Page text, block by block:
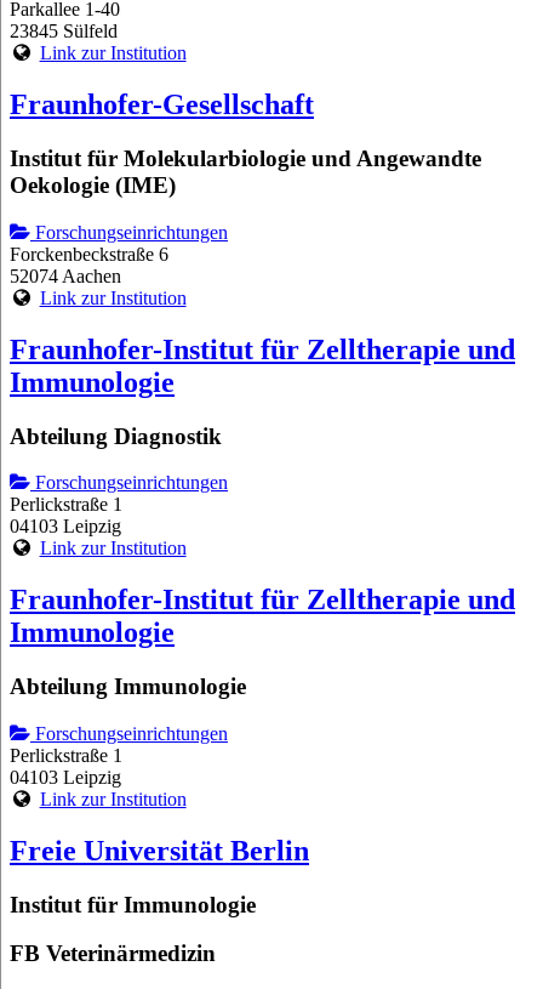
Parkallee 1-40
23845 Sülfeld
Link zur Institution
Fraunhofer-Gesellschaft
Institut für Molekularbiologie und Angewandte
Oekologie (IME)
Forschungseinrichtungen
Forckenbeckstraße 6
52074 Aachen
Link zur Institution
Fraunhofer-Institut für Zelltherapie und
Immunologie
Abteilung Diagnostik
Forschungseinrichtungen
Perlickstraße 1
04103 Leipzig
Link zur Institution
Fraunhofer-Institut für Zelltherapie und
Immunologie
Abteilung Immunologie
Forschungseinrichtungen
Perlickstraße 1
04103 Leipzig
Link zur Institution
Freie Universität Berlin
Institut für Immunologie
FB Veterinärmedizin